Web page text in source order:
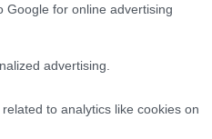
Google for online advertising
advertising.
to analytics like cookies on